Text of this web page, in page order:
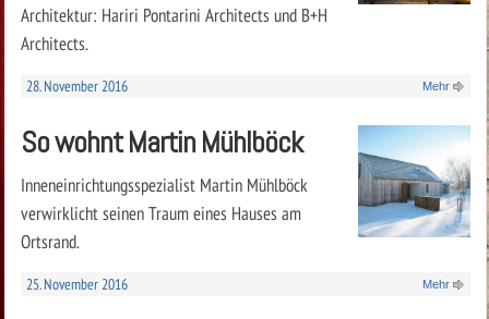
Architektur: Hariri Pontarini Architects und B+H
Architects.
28. November 2016 Mehr
So wohnt Martin Mühlböck
Inneneinrichtungsspezialist Martin Mühlböck
verwirklicht seinen Traum eines Hauses am
Ortsrand.
25. November 2016 Mehr